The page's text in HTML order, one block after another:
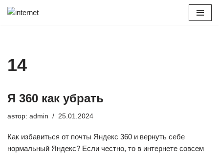
14
Я 360 как убрать
автор: admin 25.01.2024
Как избавиться от почты Яндекс 360 и вернуть себе
нормальный Яндекс? Если честно, то в интернете совсем